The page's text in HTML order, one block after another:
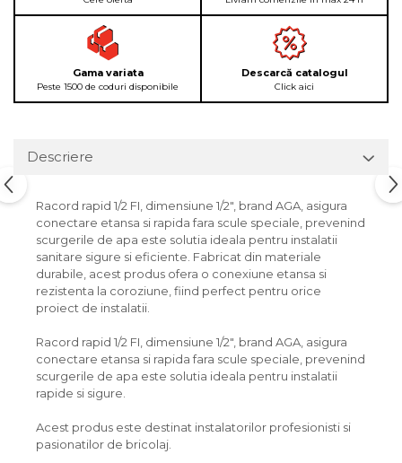
Gama variata
Peste 1500 de coduri disponibile
Descarcă catalogul
Click aici
Descriere
Racord rapid 1/2 FI, dimensiune 1/2", brand AGA, asigura
conectare etansa si rapida fara scule speciale, prevenind
scurgerile de apa este solutia ideala pentru instalatii
sanitare sigure si eficiente. Fabricat din materiale
durabile, acest produs ofera o conexiune etansa si
rezistenta la coroziune, fiind perfect pentru orice
proiect de instalatii.
Racord rapid 1/2 FI, dimensiune 1/2", brand AGA, asigura
conectare etansa si rapida fara scule speciale, prevenind
scurgerile de apa este solutia ideala pentru instalatii
rapide si sigure.
Acest produs este destinat instalatorilor profesionisti si
pasionatilor de bricolaj.